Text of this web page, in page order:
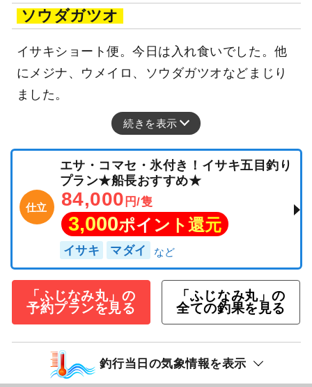
ソウダガツオ
イサキショート便。今日は入れ食いでした。他
にメジナ、ウメイロ、ソウダガツオなどまじり
ました。
続きを表示
仕立
エサ・コマセ・氷付き！イサキ五目釣り
プラン★船長おすすめ★
84,000 円/隻
3,000ポイント還元
イサキ マダイ
「ふじなみ丸」の
予約プランを見る
「ふじなみ丸」の
全ての釣果を見る
釣行当日の気象情報を表示